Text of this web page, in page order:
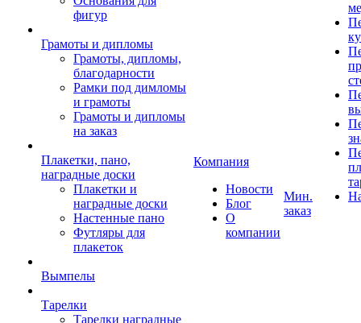
фигур
Грамоты и дипломы
Грамоты, дипломы,
благодарности
Рамки под димломы
и грамоты
Грамоты и дипломы
на заказ
Плакетки, пано,
наградные доски
Плакетки и
наградные доски
Настенные пано
Футляры для
плакеток
Вымпелы
Тарелки
Тарелки наградные
Компания
Новости
Блог
О
компании
Мин.
заказ